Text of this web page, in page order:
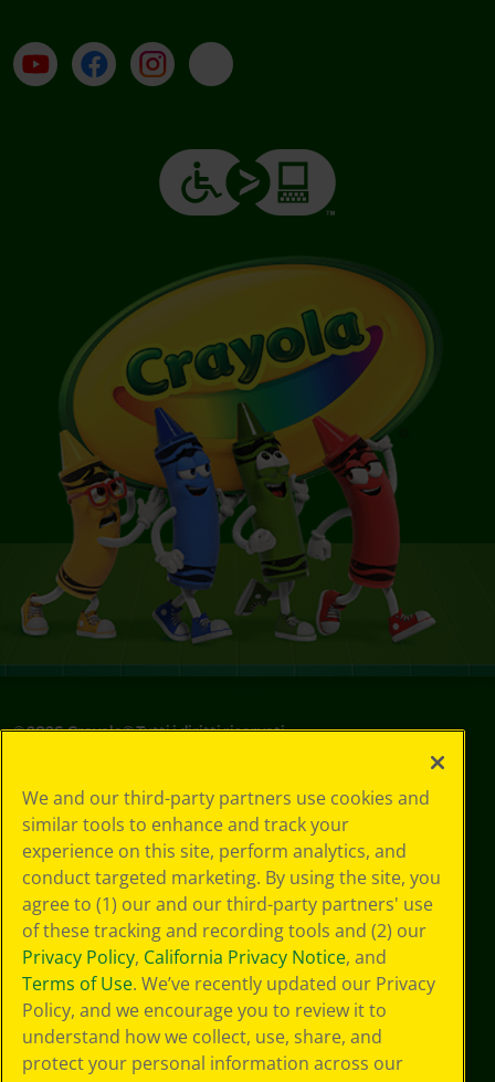
Su YouTube
ContattiProfilo Instagram
Email
©2026Crayola® Tutti i diritti riservati.
in materia di
privacy
Informativa sulla
privacy
Termini SMS
GDPR
Informativa sulla
privacy di CA
Technologies
Preferenze cookie
Condizioni d'uso
Accessibilità web
We and our third-party partners use cookies and
similar tools to enhance and track your
experience on this site, perform analytics, and
conduct targeted marketing. By using the site, you
agree to (1) our and our third-party partners' use
of these tracking and recording tools and (2) our
Privacy Policy, California Privacy Notice, and
Terms of Use. We’ve recently updated our Privacy
Policy, and we encourage you to review it to
understand how we collect, use, share, and
protect your personal information across our